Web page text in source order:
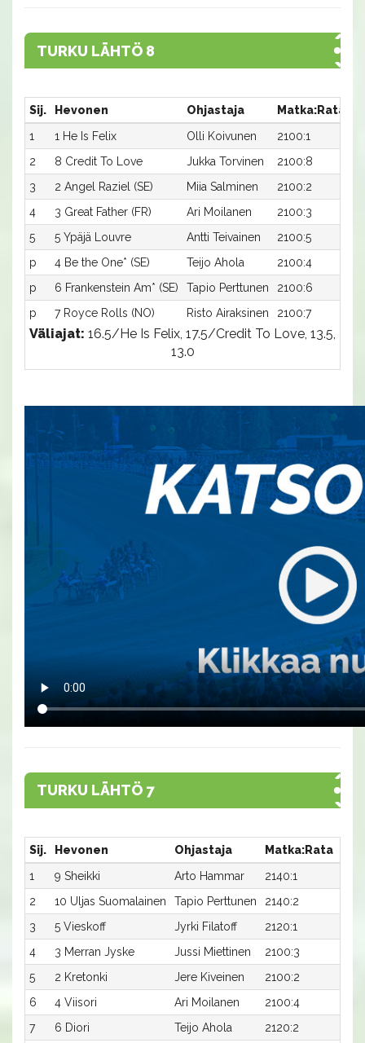
TURKU LÄHTÖ 8
Sij. Hevonen Ohjastaja Matka:Rata
1
1 He Is Felix Olli Koivunen 2100:1
2
8 Credit To Love Jukka Torvinen 2100:8
3
2 Angel Raziel (SE) Miia Salminen 2100:2
4
3 Great Father (FR) Ari Moilanen 2100:3
5
5 Ypäjä Louvre Antti Teivainen 2100:5
p
4 Be the One* (SE) Teijo Ahola 2100:4
p
6 Frankenstein Am* (SE) Tapio Perttunen 2100:6
p
7 Royce Rolls (NO) Risto Airaksinen 2100:7
Väliajat: 16.5/He Is Felix, 17.5/Credit To Love, 13.5,
13.0
TURKU LÄHTÖ 7
Sij. Hevonen Ohjastaja Matka:Rata
1
9 Sheikki Arto Hammar 2140:1
2
10 Uljas Suomalainen Tapio Perttunen 2140:2
3
5 Vieskoff Jyrki Filatoff 2120:1
4
3 Merran Jyske Jussi Miettinen 2100:3
5
2 Kretonki Jere Kiveinen 2100:2
6
4 Viisori Ari Moilanen 2100:4
7
6 Diori Teijo Ahola 2120:2